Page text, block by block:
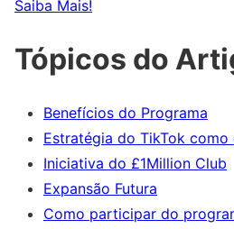
Saiba Mais!
Tópicos do
Benefícios do Programa
Estratégia do TikTok como
Iniciativa do £1Million Club
Expansão Futura
Como participar do